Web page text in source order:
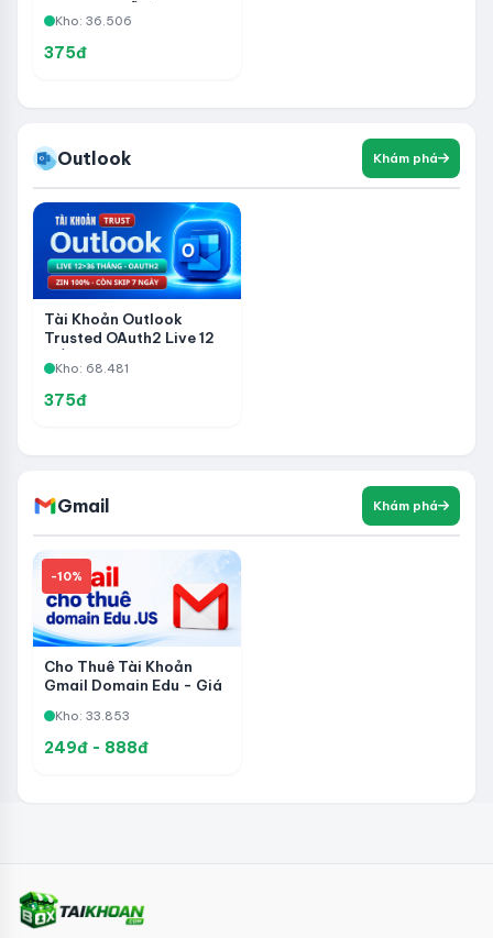
Phục Fviainboxes - Chưa
Qua Dịch Vụ
Kho: 36.506
375đ
Outlook Khám phá
Tài Khoản Outlook
Trusted OAuth2 Live 12
IMAP/POP3/GRAPH –
Zin 100% – Còn Skip 7
Kho: 68.481
375đ
Gmail Khám phá
-10%
Cho Thuê Tài Khoản
Gmail Domain Edu - Giá
Kho: 33.853
249đ - 888đ